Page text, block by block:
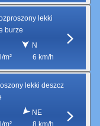
lekki
burze
m²
N
6 km/h
lekki deszcz
m²
NE
8 km/h